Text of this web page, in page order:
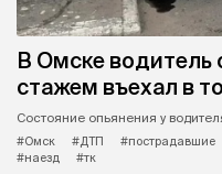
В Омске водитель
стажем въехал в
Состояние опьянения у
#Омск
#ДТП #пострадавшие
#наезд
#тк